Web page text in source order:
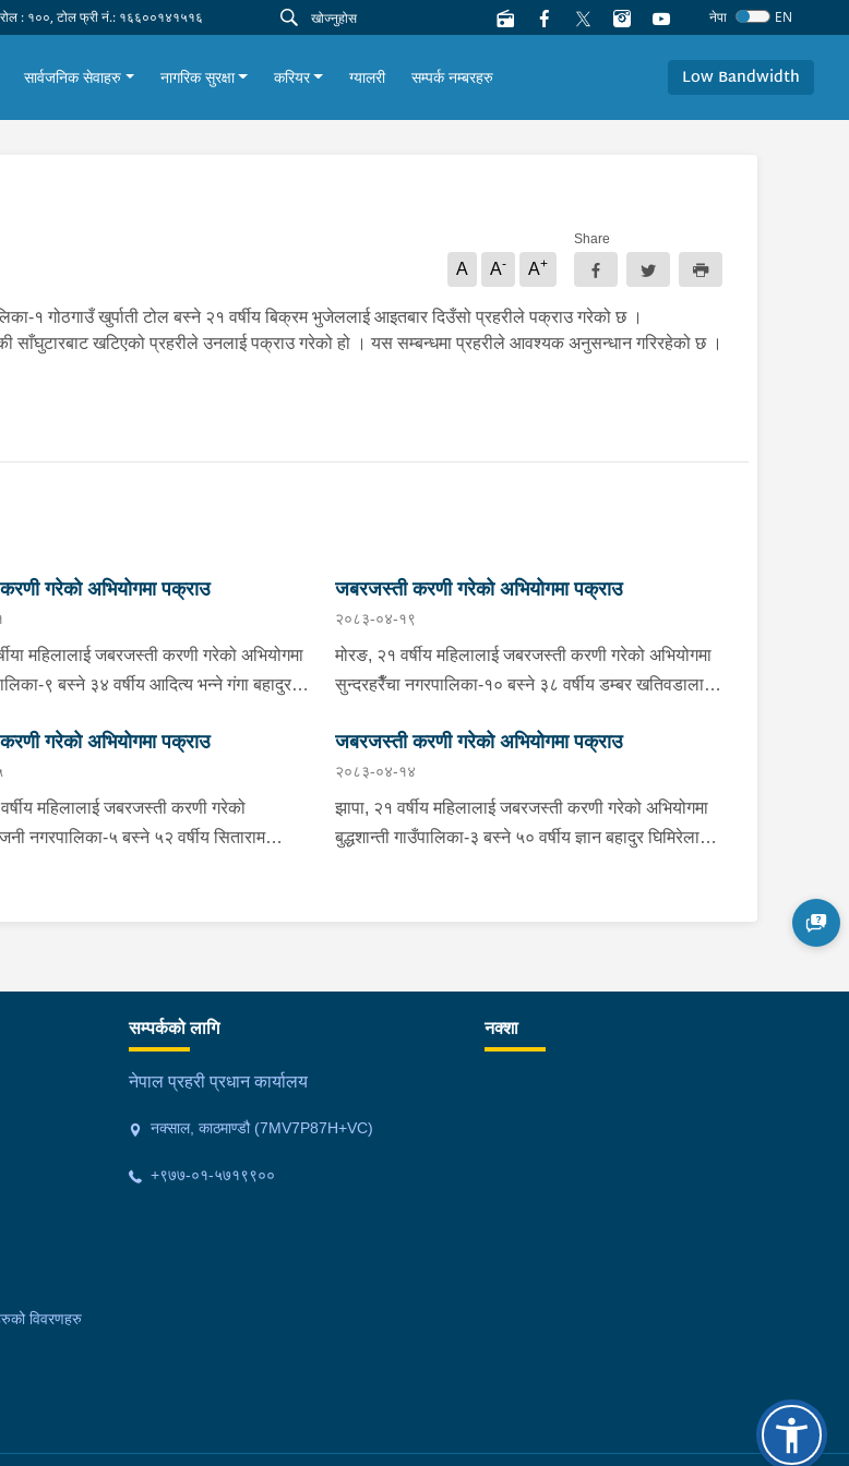
: १००, टोल फ्री नं.: १६६००१४१५१६ नेपा EN
सार्वजनिक सेवाहरु नागरिक सुरक्षा करियर ग्यालरी सम्पर्क नम्बरहरु Low Bandwidth
A A- A+
Share
१ गोठगाउँ खुर्पाती टोल बस्ने २१ वर्षीय बिक्रम भुजेललाई आइतबार दिउँसो प्रहरीले पक्राउ गरेको छ ।
साँघुटारबाट खटिएको प्रहरीले उनलाई पक्राउ गरेको हो । यस सम्बन्धमा प्रहरीले आवश्यक अनुसन्धान गरिरहेको छ ।
गरेको अभियोगमा पक्राउ
महिलालाई जबरजस्ती करणी गरेको अभियोगमा
९ बस्ने ३४ वर्षीय आदित्य भन्ने गंगा बहादुर
जबरजस्ती करणी गरेको भन्ने उजुरीको आधारमा
कार्यालय लेटाङबाट खटिएको प्रहरीले उनलाई
हो । यस सम्बन्धमा प्रहरीले आवश्यक अनुसन्धान
जबरजस्ती करणी गरेको अभियोगमा पक्राउ
२०८३-०४-१९
मोरङ, २१ वर्षीय महिलालाई जबरजस्ती करणी गरेको अभियोगमा
सुन्दरहरैँचा नगरपालिका-१० बस्ने ३८ वर्षीय डम्बर खतिवडालाई
जबरजस्ती करणी गरेको भन्ने उजुरीको आधारमा इलाका प्रहरी
कार्यालय बेलबारीबाट खटिएको प्रहरीले उनलाई पक्राउ गरेको
हो । साथै प्रहरीले उक्त घटनामा संलग्न अन्य २ जनालाई
नियन्त्रणमा लिएको छ । यस सम्बन्धमा प्रहरीले आवश्यक
गरेको अभियोगमा पक्राउ
महिलालाई जबरजस्ती करणी गरेको
नगरपालिका-५ बस्ने ५२ वर्षीय सिताराम
जबरजस्ती करणी गरेको अभियोगमा पक्राउ
२०८३-०४-१४
झापा, २१ वर्षीय महिलालाई जबरजस्ती करणी गरेको अभियोगमा
बुद्धशान्ती गाउँपालिका-३ बस्ने ५० वर्षीय ज्ञान बहादुर घिमिरेलाई
विवरणहरु
सम्पर्कको लागि
नेपाल प्रहरी प्रधान कार्यालय
नक्साल, काठमाण्डौ (7MV7P87H+VC)
+९७७-०१-५७१९९००
नक्शा